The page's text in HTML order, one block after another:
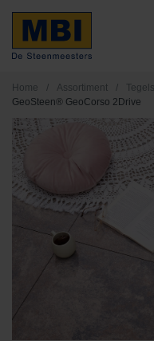
Home / Assortiment / Tegels
GeoSteen® GeoCorso 2Drive